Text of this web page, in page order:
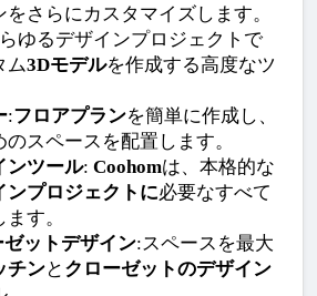
をさらにカスタマイズします。
ゆるデザインプロジェクトで
ム3Dモデルを作成する高度なツ
:フロアプランを簡単に作成し、
スペースを配置します。
ンツール: Coohomは、本格的な
ンプロジェクトに必要なすべて
す。
ットデザイン:スペースを最大
チンと クローゼットのデザイン